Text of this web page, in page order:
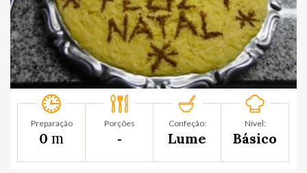
Preparação
0 m
Porções
‐
Confeção:
Lume
Nível:
Básico